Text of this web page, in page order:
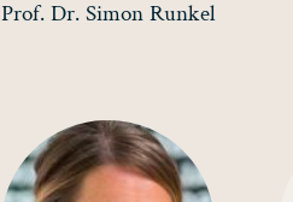
Prof. Dr. Simon Runkel